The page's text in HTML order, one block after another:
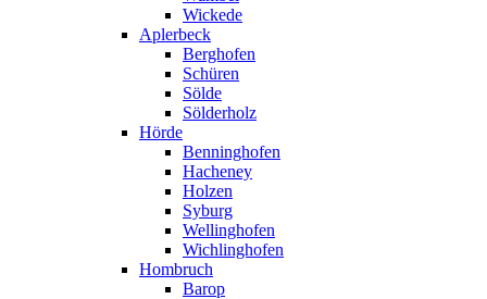
Wickede
Aplerbeck
Berghofen
Schüren
Sölde
Sölderholz
Hörde
Benninghofen
Hacheney
Holzen
Syburg
Wellinghofen
Wichlinghofen
Hombruch
Barop